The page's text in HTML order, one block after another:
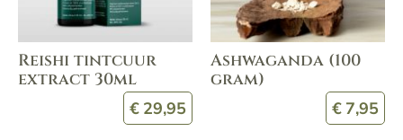
Reishi tintcuur
extract 30ml
€ 29,95
Ashwaganda (100
gram)
€ 7,95